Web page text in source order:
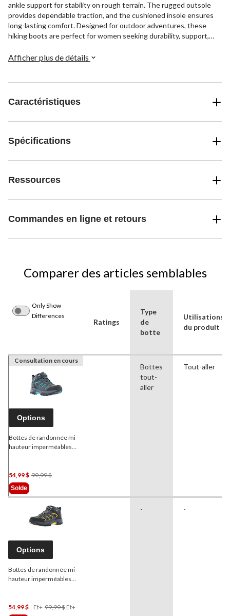
ankle support for stability on rough terrain. The rugged outsole
provides dependable traction, and the cushioned insole ensures
long-lasting comfort. Designed for outdoor adventures, these
hiking boots are perfect for women seeking durability, support,
Afficher plus de détails
Caractéristiques
Spécifications
Ressources
Commandes en ligne et retours
Comparer des articles semblables
Only Show
Differences
Ratings
Type
de
botte
Utilisations
du produit
Consultation en cours
Options
Bottes de randonnée mi-
hauteur imperméables
54,99 $ 99,99 $Prix
99,99 $
Solde
Bottes
tout-
aller
Tout-aller
Options
Bottes de randonnée mi-
hauteur imperméables
54,99 $
Et+ 99,99 $ Et+Prix
- -